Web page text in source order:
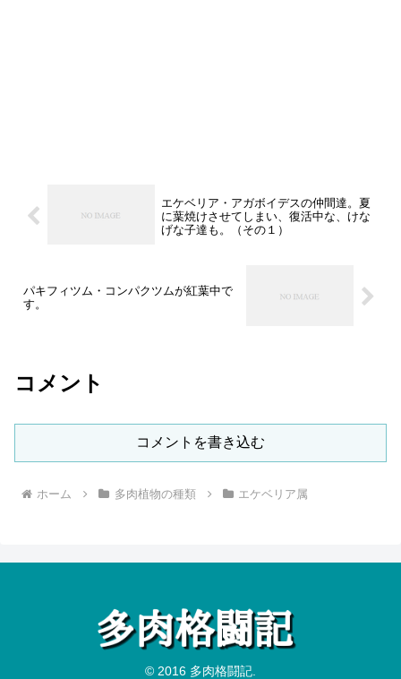
エケベリア・アガボイデスの仲間達。夏
に葉焼けさせてしまい、復活中な、けな
げな子達も。（その１）
パキフィツム・コンパクツムが紅葉中で
す。
コメント
コメントを書き込む
ホーム 多肉植物の種類 エケベリア属
© 2016 多肉格闘記.